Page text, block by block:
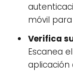
móvil
Verifica
Escanea
aplicación